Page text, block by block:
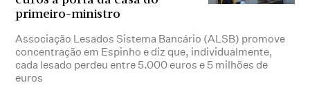
primeiro-ministro
Associação Lesados Sistema Bancário (ALSB) promove
concentração em Espinho e diz que, individualmente,
cada lesado perdeu entre 5.000 euros e 5 milhões de
euros